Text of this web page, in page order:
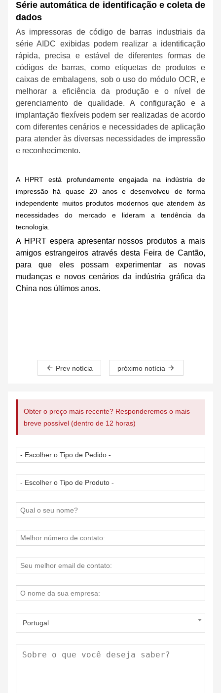
Série automática de identificação e coleta de
dados
As impressoras de código de barras industriais da
série AIDC exibidas podem realizar a identificação
rápida, precisa e estável de diferentes formas de
códigos de barras, como etiquetas de produtos e
caixas de embalagens, sob o uso do módulo OCR, e
melhorar a eficiência da produção e o nível de
gerenciamento de qualidade. A configuração e a
implantação flexíveis podem ser realizadas de acordo
com diferentes cenários e necessidades de aplicação
para atender às diversas necessidades de impressão
e reconhecimento.
A HPRT está profundamente engajada na indústria de
impressão há quase 20 anos e desenvolveu de forma
independente muitos produtos modernos que atendem às
necessidades do mercado e lideram a tendência da
tecnologia.
A HPRT espera apresentar nossos produtos a mais
amigos estrangeiros através desta Feira de Cantão,
para que eles possam experimentar as novas
mudanças e novos cenários da indústria gráfica da
China nos últimos anos.
Prev notícia próximo notícia
Obter o preço mais recente? Responderemos o mais
breve possível (dentro de 12 horas)
Portugal